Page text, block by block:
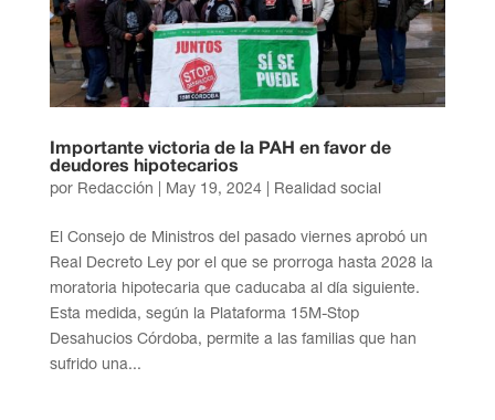
Importante victoria de la PAH en favor de
deudores hipotecarios
por Redacción May 19, 2024| Realidad social
El Consejo de Ministros del pasado viernes aprobó un
Real Decreto Ley por el que se prorroga hasta 2028 la
moratoria hipotecaria que caducaba al día siguiente.
Esta medida, según la Plataforma 15M-Stop
Desahucios Córdoba, permite a las familias que han
sufrido una...